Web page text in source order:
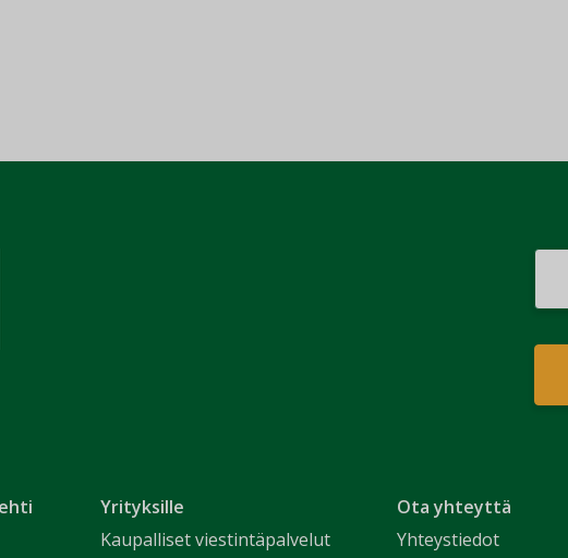
Yrityksille
Kaupalliset viestintäpalvelut
Ota yhteyttä
Yhteystiedot